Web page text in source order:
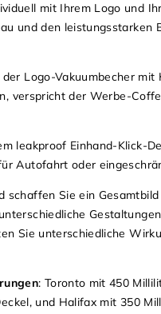
mit Ihrem Logo und
und den leistungsstarken
Logo-Vakuumbecher mit
verspricht der Werbe-
leakproof Einhand-Klick-
Autofahrt oder
Sie ein
Sie unterschiedliche
: Toronto mit 450
und Halifax mit 350